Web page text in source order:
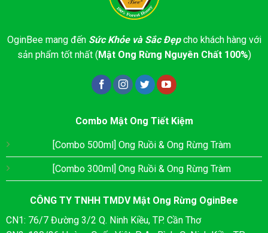
OginBee mang đến Sức Khỏe và Sắc Đẹpcho khách hàng với
sản phẩm tốt nhất (Mật Ong Rừng Nguyên Chất 100%)
Combo Mật Ong Tiết Kiệm
[Combo 500ml] Ong Ruồi & Ong Rừng Tràm
[Combo 300ml] Ong Ruồi & Ong Rừng Tràm
CÔNG TY TNHH TMDV Mật Ong Rừng OginBee
CN1: 76/7 Đường 3/2 Q. Ninh Kiều, TP. Cần Thơ